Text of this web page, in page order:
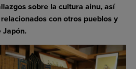
sobre la cultura ainu, así
con otros pueblos y
Japón.